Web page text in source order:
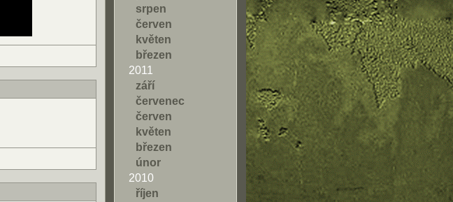
srpen
červen
květen
březen
2011
září
červenec
červen
květen
březen
únor
2010
říjen